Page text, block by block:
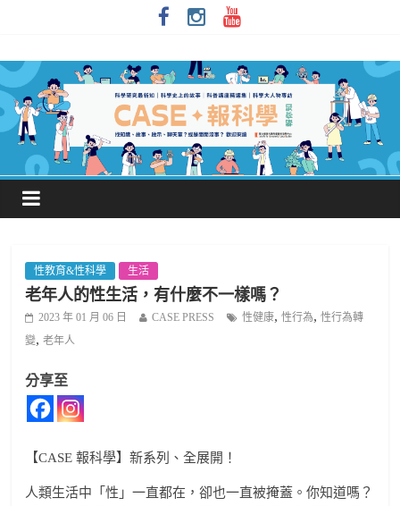
性教育&性科學 生活
老年人的性生活，有什麼不一樣嗎？
2023 年 01 月 06 日 CASE PRESS 性健康,性行為,性行為轉
變,老年人
分享至
【CASE 報科學】新系列、全展開！
人類生活中「性」一直都在，卻也一直被掩蓋。你知道嗎？